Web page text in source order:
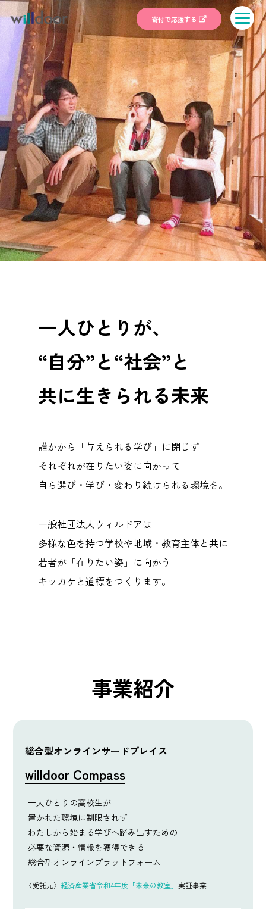
寄付で応援する
一人ひとりが、
“自分”と“社会”と
共に生きられる未来
誰かから「与えられる学び」に閉じず
それぞれが在りたい姿に向かって
自ら選び・学び・変わり続けられる環境を。
一般社団法人ウィルドアは
多様な色を持つ学校や地域・教育主体と共に
若者が「在りたい姿」に向かう
キッカケと道標をつくります。
事業紹介
総合型オンラインサードプレイス
willdoor Compass
一人ひとりの高校生が
置かれた環境に制限されず
わたしから始まる学びへ踏み出すための
必要な資源・情報を獲得できる
総合型オンラインプラットフォーム
〈受託元〉 経済産業省令和4年度「未来の教室」実証事業